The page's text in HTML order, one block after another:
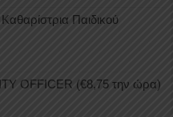
Παιδικού
OFFICER (€8,75 την ώρα)